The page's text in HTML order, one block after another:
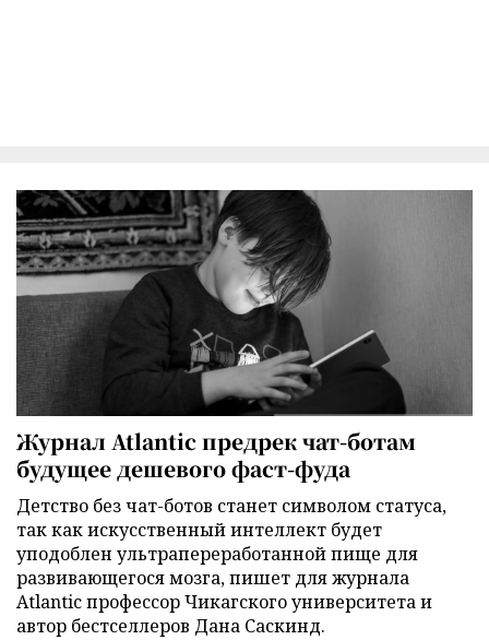
Журнал Atlantic предрек чат-ботам
будущее дешевого фаст-фуда
Детство без чат-ботов станет символом статуса,
так как искусственный интеллект будет
уподоблен ультрапереработанной пище для
развивающегося мозга, пишет для журнала
Atlantic профессор Чикагского университета и
автор бестселлеров Дана Саскинд.